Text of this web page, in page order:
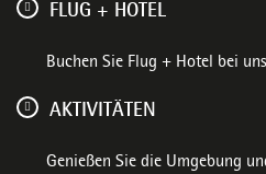
FLUG + HOTEL
Buchen Sie Flug + Hotel bei uns
AKTIVITÄTEN
Genießen Sie die Umgebung